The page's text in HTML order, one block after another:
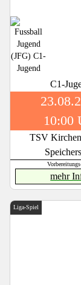
C1-
10:00
TSV
mehr
Liga-Spiel